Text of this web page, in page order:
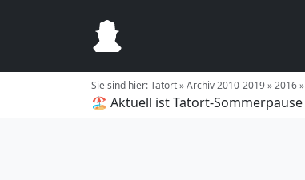
Sie sind hier:Tatort»Archiv 2010-2019»2016»
🏖️ Aktuell ist Tatort-Sommerpause